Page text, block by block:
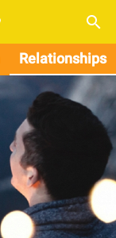
search
Relationships